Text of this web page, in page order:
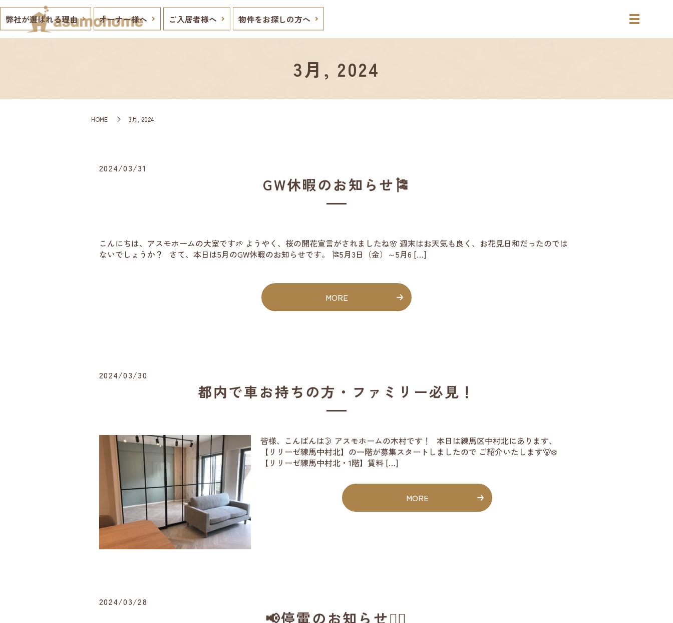
弊社が選ばれる理由 オーナー様へ ご入居者様へ 物件をお探しの方へ
3月, 2024
HOME 3月, 2024
2024/03/31
GW休暇のお知らせ🎏
こんにちは、アスモホームの大室です🌱 ようやく、桜の開花宣言がされましたね🌸 週末はお天気も良く、お花見日和だったのでは
ないでしょうか？ さて、本日は5月のGW休暇のお知らせです。 🎏5月3日（金）～5月6 […]
MORE
2024/03/30
都内で車お持ちの方・ファミリー必見！
皆様、こんばんは🌛 アスモホームの木村です！ 本日は練馬区中村北にあります、
【リリーゼ練馬中村北】の一階が募集スタートしましたので ご紹介いたします🐻‍❄️
【リリーゼ練馬中村北・1階】賃料 […]
MORE
2024/03/28
📢停電のお知らせ👷‍♀️